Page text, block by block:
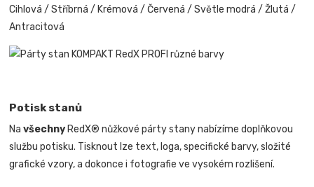
Cihlová / Stříbrná / Krémová / Červená / Světle modrá / Žlutá /
Antracitová
Potisk stanů
Navšechny RedX® nůžkové párty stany nabízíme doplňkovou
službu potisku. Tisknout lze text, loga, specifické barvy, složité
grafické vzory, a dokonce i fotografie ve vysokém rozlišení.